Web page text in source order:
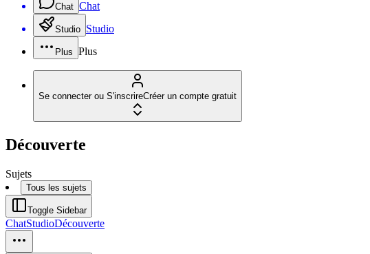
Chat Chat
Studio Studio
Plus Plus
Se connecter ou S'inscrireCréer un compte gratuit
Découverte
Sujets
Tous les sujets
Toggle Sidebar
ChatStudioDécouverte